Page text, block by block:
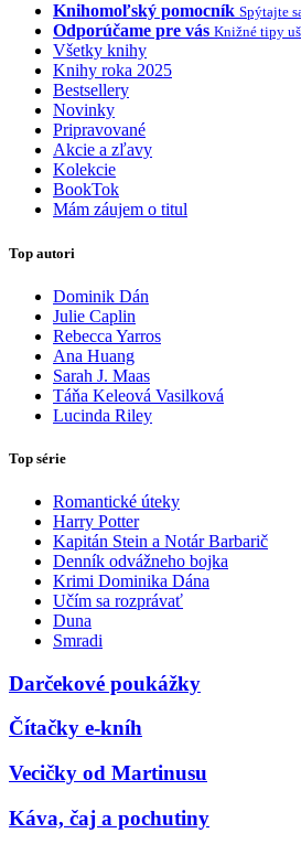
Knihomoľský pomocník Spýtajte
Odporúčame pre vás Knižné tipy
Všetky knihy
Knihy roka 2025
Bestsellery
Novinky
Pripravované
Akcie a zľavy
Kolekcie
BookTok
Mám záujem o titul
Top autori
Dominik Dán
Julie Caplin
Rebecca Yarros
Ana Huang
Sarah J. Maas
Táňa Keleová Vasilková
Lucinda Riley
Top série
Romantické úteky
Harry Potter
Kapitán Stein a Notár Barbarič
Denník odvážneho bojka
Krimi Dominika Dána
Učím sa rozprávať
Duna
Smradi
Darčekové poukážky
Čítačky e-kníh
Vecičky od Martinusu
Káva, čaj a pochutiny